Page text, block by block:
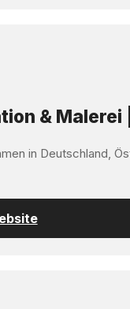
& Malerei
in Deutschland,